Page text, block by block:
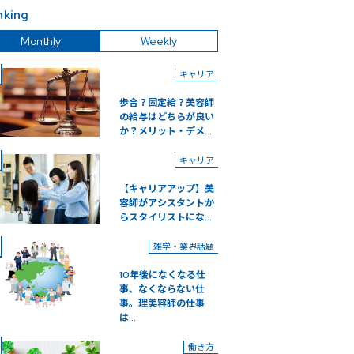
Monthly Weekly
キャリア
歩合？固定給？美容師
の給与はどちらが良い
か？メリット・デメ...
キャリア
【キャリアアップ】美
容師がアシスタントか
らスタイリストにな...
雑学・業界話題
10年後になくなる仕
事、なくならない仕
事。理美容師の仕事
は...
働き方